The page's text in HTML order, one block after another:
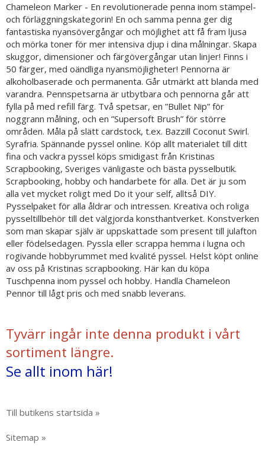
Chameleon Marker - En revolutionerade penna inom stämpel-
och förläggningskategorin! En och samma penna ger dig
fantastiska nyansövergångar och möjlighet att få fram ljusa
och mörka toner för mer intensiva djup i dina målningar. Skapa
skuggor, dimensioner och färgövergångar utan linjer! Finns i
50 färger, med oändliga nyansmöjligheter! Pennorna är
alkoholbaserade och permanenta. Går utmärkt att blanda med
varandra. Pennspetsarna är utbytbara och pennorna går att
fylla på med refill färg. Två spetsar, en ”Bullet Nip” för
noggrann målning, och en ”Supersoft Brush” för större
områden. Måla på slätt cardstock, t.ex. Bazzill Coconut Swirl.
Syrafria. Spännande pyssel online. Köp allt materialet till ditt
fina och vackra pyssel köps smidigast från Kristinas
Scrapbooking, Sveriges vänligaste och bästa pysselbutik.
Scrapbooking, hobby och handarbete för alla. Det är ju som
alla vet mycket roligt med Do it your self, alltså DIY.
Pysselpaket för alla åldrar och intressen. Kreativa och roliga
pysseltillbehör till det välgjorda konsthantverket. Konstverken
som man skapar själv är uppskattade som present till julafton
eller födelsedagen. Pyssla eller scrappa hemma i lugna och
rogivande hobbyrummet med kvalité pyssel. Helst köpt online
av oss på Kristinas scrapbooking. Här kan du köpa
Tuschpenna inom pyssel och hobby. Handla Chameleon
Pennor till lågt pris och med snabb leverans.
Tyvärr ingår inte denna produkt i vårt
sortiment längre.
Se allt inom här!
Till butikens startsida »
Sitemap »